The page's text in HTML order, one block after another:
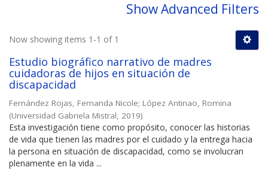
Show Advanced Filters
Now showing items 1-1 of 1
Estudio biográfico narrativo de madres
cuidadoras de hijos en situación de
discapacidad
Fernández Rojas, Fernanda Nicole; López Antinao, Romina
(Universidad Gabriela Mistral, 2019)
Esta investigación tiene como propósito, conocer las historias
de vida que tienen las madres por el cuidado y la entrega hacia
la persona en situación de discapacidad, como se involucran
plenamente en la vida ...